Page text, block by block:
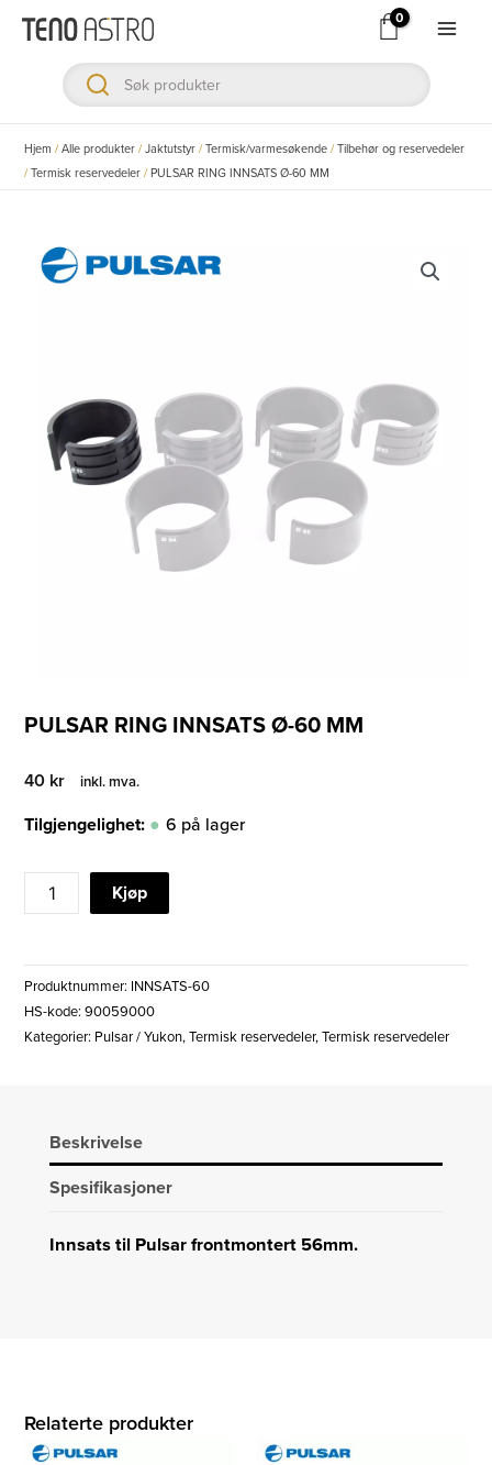
Hopp
innholdet
Hjem /Alle produkter /Jaktutstyr /Termisk/varmesøkende /Tilbehør og reservedeler
/Termisk reservedeler /PULSAR RING INNSATS Ø-60 MM
PULSAR RING INNSATS Ø-60 MM
40 kr inkl. mva.
Tilgjengelighet: 6 på lager
PULSAR
RING
Ø-60
MM
antall
Kjøp
Produktnummer: INNSATS-60
HS-kode: 90059000
Kategorier: Pulsar / Yukon,Termisk reservedeler,Termisk reservedeler
Beskrivelse
Spesifikasjoner
Innsats til Pulsar frontmontert 56mm.
Relaterte produkter